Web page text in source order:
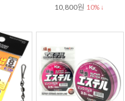
10,800원 10% ↓